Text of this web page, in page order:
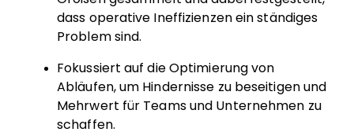
dass operative Ineffizienzen ein ständiges
Problem sind.
Fokussiert auf die Optimierung von
Abläufen, um Hindernisse zu beseitigen und
Mehrwert für Teams und Unternehmen zu
schaffen.